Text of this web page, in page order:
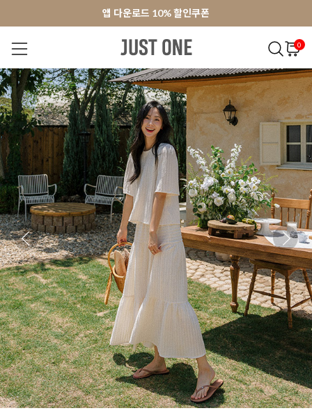
앱 다운로드 10% 할인쿠폰
회원가입 쿠폰 3000원
앱 다운로드 10% 할인쿠폰
0
NEW 7% BEST 오늘출발 MADE . J 상의 팬츠 아